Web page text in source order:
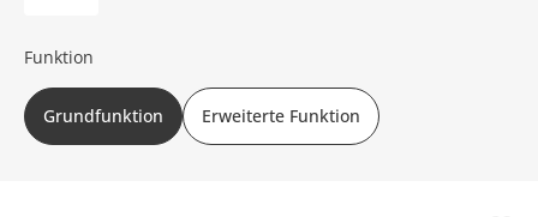
Funktion
Grundfunktion Erweiterte Funktion